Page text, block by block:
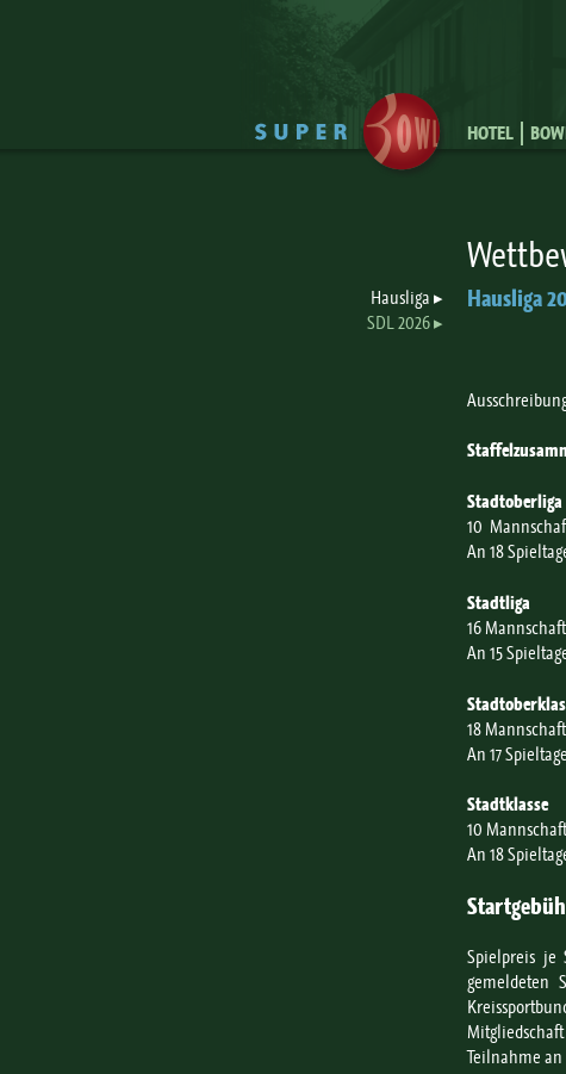
HOTEL
Hausliga
SDL 2026
Hausliga
Stadtoberliga
10
An 18
Stadtliga
16
An 15
18
An 17
Stadtklasse
10
An 18
Spielpreis je
gemeldeten
Teilnahme